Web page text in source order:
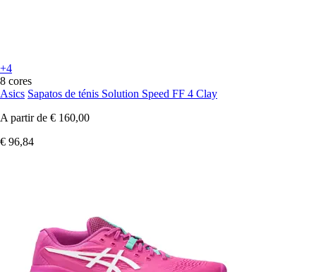
+4
8 cores
Asics Sapatos de ténis Solution Speed FF 4 Clay
A partir de € 160,00
€ 96,84